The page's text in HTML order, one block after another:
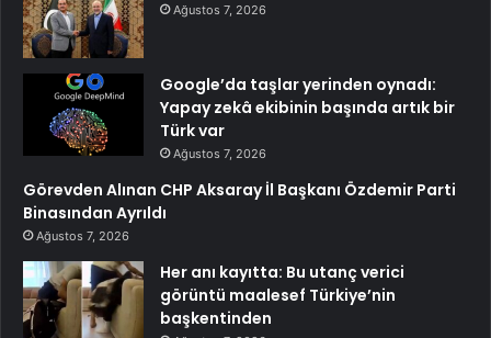
Ağustos 7, 2026
Google’da taşlar yerinden oynadı:
Yapay zekâ ekibinin başında artık bir
Türk var
Ağustos 7, 2026
Görevden Alınan CHP Aksaray İl Başkanı Özdemir Parti
Binasından Ayrıldı
Ağustos 7, 2026
Her anı kayıtta: Bu utanç verici
görüntü maalesef Türkiye’nin
başkentinden